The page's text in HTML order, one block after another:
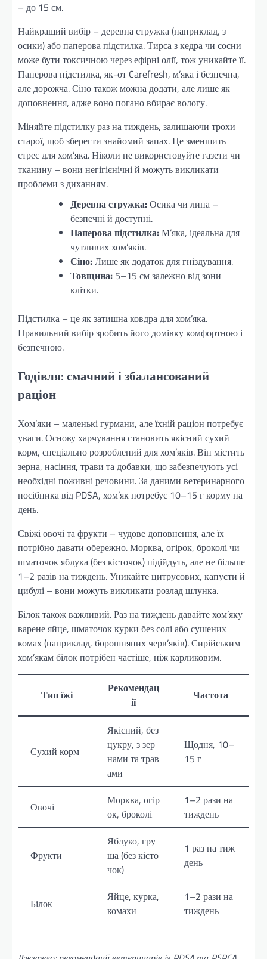
– до 15 см.
Найкращий вибір – деревна стружка (наприклад, з
осики) або паперова підстилка. Тирса з кедра чи сосни
може бути токсичною через ефірні олії, тож уникайте її.
Паперова підстилка, як-от Carefresh, м’яка і безпечна,
але дорожча. Сіно також можна додати, але лише як
доповнення, адже воно погано вбирає вологу.
Міняйте підстилку раз на тиждень, залишаючи трохи
старої, щоб зберегти знайомий запах. Це зменшить
стрес для хом’яка. Ніколи не використовуйте газети чи
тканину – вони негігієнічні й можуть викликати
проблеми з диханням.
Деревна стружка:Осика чи липа –
безпечні й доступні.
Паперова підстилка:М’яка, ідеальна для
чутливих хом’яків.
Сіно:Лише як додаток для гніздування.
Товщина: 5–15 см залежно від зони
клітки.
Підстилка – це як затишна ковдра для хом’яка.
Правильний вибір зробить його домівку комфортною і
безпечною.
Годівля: смачний і збалансований
раціон
Хом’яки – маленькі гурмани, але їхній раціон потребує
уваги. Основу харчування становить якісний сухий
корм, спеціально розроблений для хом’яків. Він містить
зерна, насіння, трави та добавки, що забезпечують усі
необхідні поживні речовини. За даними ветеринарного
посібника від PDSA, хом’як потребує 10–15 г корму на
день.
Свіжі овочі та фрукти – чудове доповнення, але їх
потрібно давати обережно. Морква, огірок, броколі чи
шматочок яблука (без кісточок) підійдуть, але не більше
1–2 разів на тиждень. Уникайте цитрусових, капусти й
цибулі – вони можуть викликати розлад шлунка.
Білок також важливий. Раз на тиждень давайте хом’яку
варене яйце, шматочок курки без солі або сушених
комах (наприклад, борошняних черв’яків). Сирійським
хом’якам білок потрібен частіше, ніж карликовим.
Тип їжі
Рекомендац
ії
Частота
Сухий корм
Якісний, без
цукру, з зер
нами та трав
ами
Щодня, 10–
15 г
Овочі
Морква, огір
ок, броколі
1–2 рази на
тиждень
Фрукти
Яблуко, гру
ша (без кісто
чок)
1 раз на тиж
день
Білок
Яйце, курка,
комахи
1–2 рази на
тиждень